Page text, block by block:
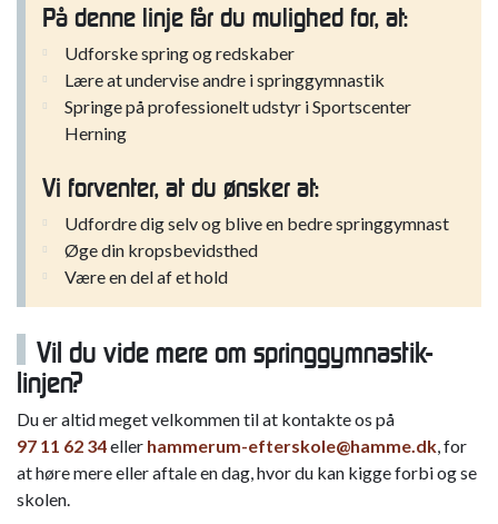
På denne linje får du mulighed for, at:
Udforske spring og redskaber
Lære at undervise andre i springgymnastik
Springe på professionelt udstyr i Sportscenter
Herning
Vi forventer, at du ønsker at:
Udfordre dig selv og blive en bedre springgymnast
Øge din kropsbevidsthed
Være en del af et hold
Vil du vide mere om springgymnastik-
linjen?
Du er altid meget velkommen til at kontakte os på
97 11 62 34eller hammerum-efterskole@hamme.dk, for
at høre mere eller aftale en dag, hvor du kan kigge forbi og se
skolen.